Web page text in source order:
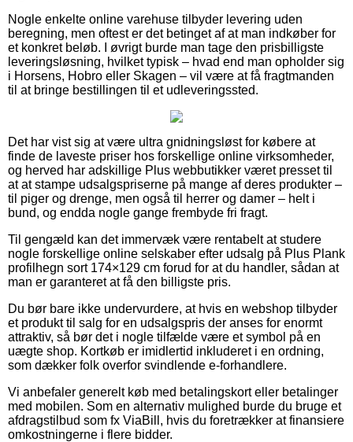
Nogle enkelte online varehuse tilbyder levering uden
beregning, men oftest er det betinget af at man indkøber for
et konkret beløb. I øvrigt burde man tage den prisbilligste
leveringsløsning, hvilket typisk – hvad end man opholder sig
i Horsens, Hobro eller Skagen – vil være at få fragtmanden
til at bringe bestillingen til et udleveringssted.
Det har vist sig at være ultra gnidningsløst for købere at
finde de laveste priser hos forskellige online virksomheder,
og herved har adskillige Plus webbutikker været presset til
at at stampe udsalgspriserne på mange af deres produkter –
til piger og drenge, men også til herrer og damer – helt i
bund, og endda nogle gange frembyde fri fragt.
Til gengæld kan det immervæk være rentabelt at studere
nogle forskellige online selskaber efter udsalg på Plus Plank
profilhegn sort 174×129 cm forud for at du handler, sådan at
man er garanteret at få den billigste pris.
Du bør bare ikke undervurdere, at hvis en webshop tilbyder
et produkt til salg for en udsalgspris der anses for enormt
attraktiv, så bør det i nogle tilfælde være et symbol på en
uægte shop. Kortkøb er imidlertid inkluderet i en ordning,
som dækker folk overfor svindlende e-forhandlere.
Vi anbefaler generelt køb med betalingskort eller betalinger
med mobilen. Som en alternativ mulighed burde du bruge et
afdragstilbud som fx ViaBill, hvis du foretrækker at finansiere
omkostningerne i flere bidder.